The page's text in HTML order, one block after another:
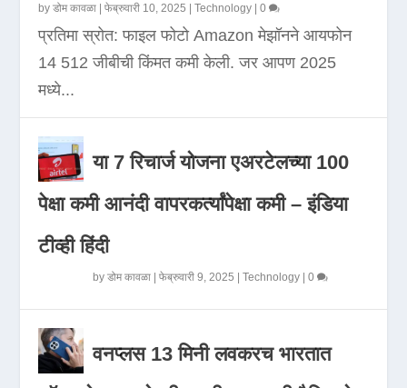
byडोम कावळा |फेब्रुवारी 10, 2025 |Technology |0
प्रतिमा स्रोत: फाइल फोटो Amazon मेझॉनने आयफोन
14 512 जीबीची किंमत कमी केली. जर आपण 2025
मध्ये...
या 7 रिचार्ज योजना एअरटेलच्या 100
पेक्षा कमी आनंदी वापरकर्त्यांपेक्षा कमी – इंडिया
टीव्ही हिंदी
byडोम कावळा |फेब्रुवारी 9, 2025 |Technology |0
वनप्लस 13 मिनी लवकरच भारतात